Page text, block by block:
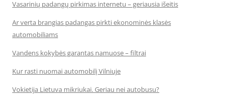
Vasarinių padangų pirkimas internetu – geriausia išeitis
Ar verta brangias padangas pirkti ekonominės klasės
automobiliams
Vandens kokybės garantas namuose – filtrai
Kur rasti nuomai automobilį Vilniuje
Vokietija Lietuva mikriukai. Geriau nei autobusu?